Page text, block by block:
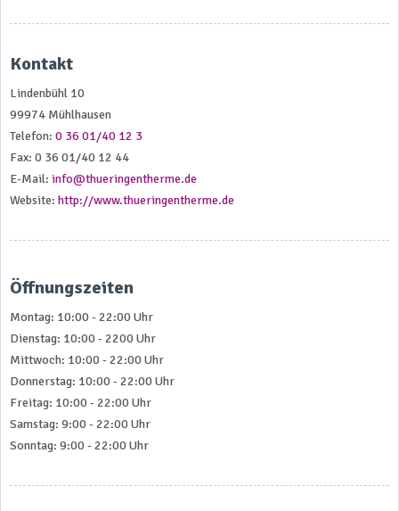
Kontakt
Lindenbühl 10
99974 Mühlhausen
Telefon: 0 36 01/40 12 3
Fax: 0 36 01/40 12 44
E-Mail: info@thueringentherme.de
Website: http://www.thueringentherme.de
Öffnungszeiten
Montag: 10:00 - 22:00 Uhr
Dienstag: 10:00 - 2200 Uhr
Mittwoch: 10:00 - 22:00 Uhr
Donnerstag: 10:00 - 22:00 Uhr
Freitag: 10:00 - 22:00 Uhr
Samstag: 9:00 - 22:00 Uhr
Sonntag: 9:00 - 22:00 Uhr